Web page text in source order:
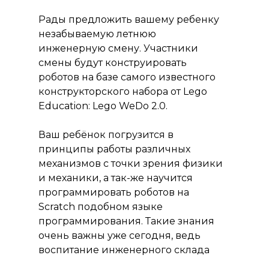
Рады предложить вашему ребенку
незабываемую летнюю
инженерную смену. Участники
смены будут конструировать
роботов на базе самого известного
конструкторского набора от Lego
Education: Lego WeDo 2.0.
Ваш ребёнок погрузится в
принципы работы различных
механизмов с точки зрения физики
и механики, а так-же научится
программировать роботов на
Scratch подобном языке
программирования. Такие знания
очень важны уже сегодня, ведь
воспитание инженерного склада